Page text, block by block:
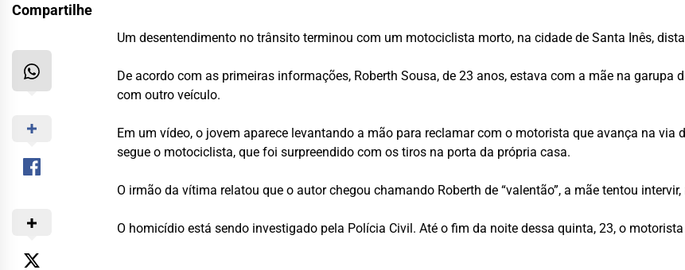
Compartilhe
Um desentendimento no trânsito terminou com um motociclista morto, na cidade de Santa Inês,
De acordo com as primeiras informações, Roberth Sousa, de 23 anos, estava com a mãe na
com outro veículo.
Em um vídeo, o jovem aparece levantando a mão para reclamar com o motorista que avança na
segue o motociclista, que foi surpreendido com os tiros na porta da própria casa.
O irmão da vítima relatou que o autor chegou chamando Roberth de “valentão”, a mãe tentou
O homicídio está sendo investigado pela Polícia Civil. Até o fim da noite dessa quinta, 23, o